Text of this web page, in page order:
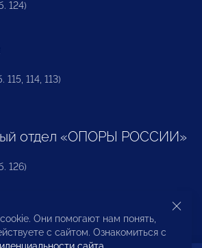
124)
115, 114, 113)
отдел «ОПОРЫ РОССИИ»
126)
прав предпринимателей и
Они помогают нам понять,
с сайтом. Ознакомиться с
сайта